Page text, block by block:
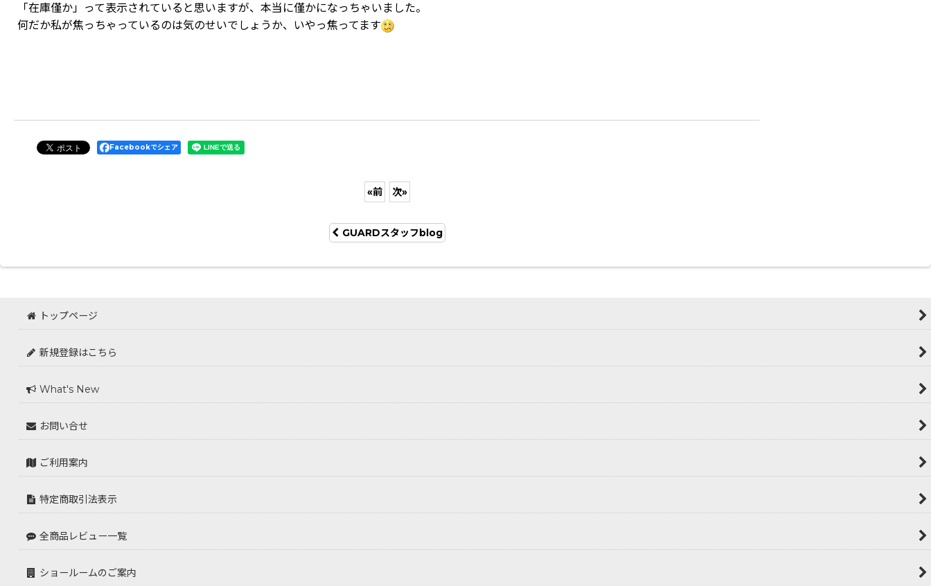
「在庫僅か」って表示されていると思いますが、本当に僅かになっちゃいました。
何だか私が焦っちゃっているのは気のせいでしょうか、いやっ焦ってます
Facebookでシェア
«前 次»
GUARDスタッフblog
トップページ
新規登録はこちら
What's New
お問い合せ
ご利用案内
特定商取引法表示
全商品レビュー一覧
ショールームのご案内